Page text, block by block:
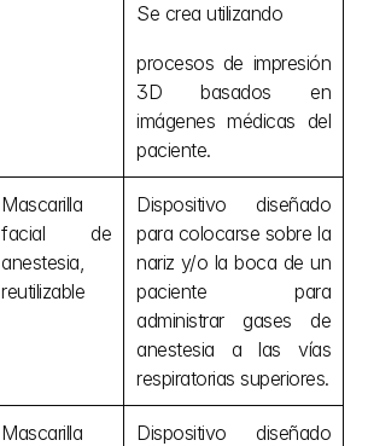
Se crea utilizando
procesos de impresión
3D basados en
imágenes médicas del
paciente.
Mascarilla
facial de
anestesia,
reutilizable
Dispositivo diseñado
para colocarse sobre la
nariz y/o la boca de un
paciente para
administrar gases de
anestesia a las vías
respiratorias superiores.
Mascarilla
Dispositivo diseñado